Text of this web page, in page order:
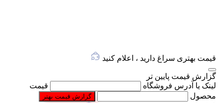
قیمت بهتری سراغ دارید ، اعلام کنید
گزارش قیمت پایین تر
لینک یا آدرس فروشگاه
قیمت
محصول
گزارش قیمت بهتر